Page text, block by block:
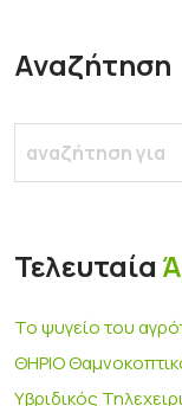
Αναζήτηση
Τελευταία
Το ψυγείο του
ΘΗΡΙΟ
Υβριδικός